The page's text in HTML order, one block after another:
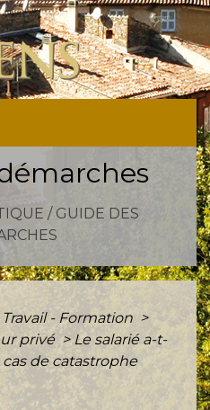
/GUIDE DES
Travail - Formation >
privé > Le salarié a-t-
de catastrophe